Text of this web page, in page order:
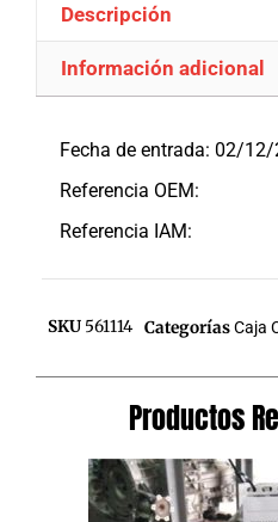
Descripción
Información adicional
Fecha de entrada: 02/
Referencia OEM:
Referencia IAM:
SKU 561114 CategoríasCaja
Productos